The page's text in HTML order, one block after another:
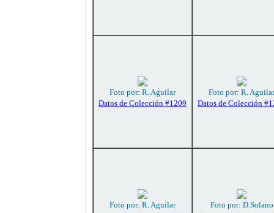
Foto por: R. Aguilar
Datos de Colección #1209
Foto por: R. Aguilar
Datos de Colección
Foto por: R. Aguilar
Foto por: D.Solano